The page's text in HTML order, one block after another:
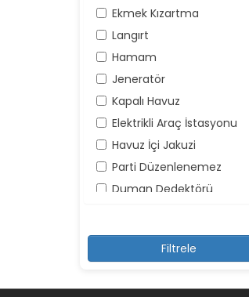
Ekmek Kızartma
Langırt
Hamam
Jeneratör
Kapalı Havuz
Elektrikli Araç İstasyonu
Havuz İçi Jakuzi
Parti Düzenlenemez
Duman Dedektörü
Yüksek Ses Yapılamaz
Kayıt Dışı Misafir Kabul
Şemsiye ve Şezlonglar